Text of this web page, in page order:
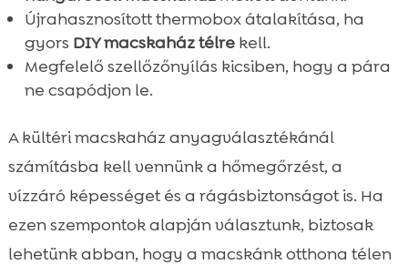
Újrahasznosított thermobox átalakítása, ha
gyors DIY macskaház télrekell.
Megfelelő szellőzőnyílás kicsiben, hogy a pára
ne csapódjon le.
A kültéri macskaház anyagválasztékánál
számításba kell vennünk a hőmegőrzést, a
vízzáró képességet és a rágásbiztonságot is. Ha
ezen szempontok alapján választunk, biztosak
lehetünk abban, hogy a macskánk otthona télen